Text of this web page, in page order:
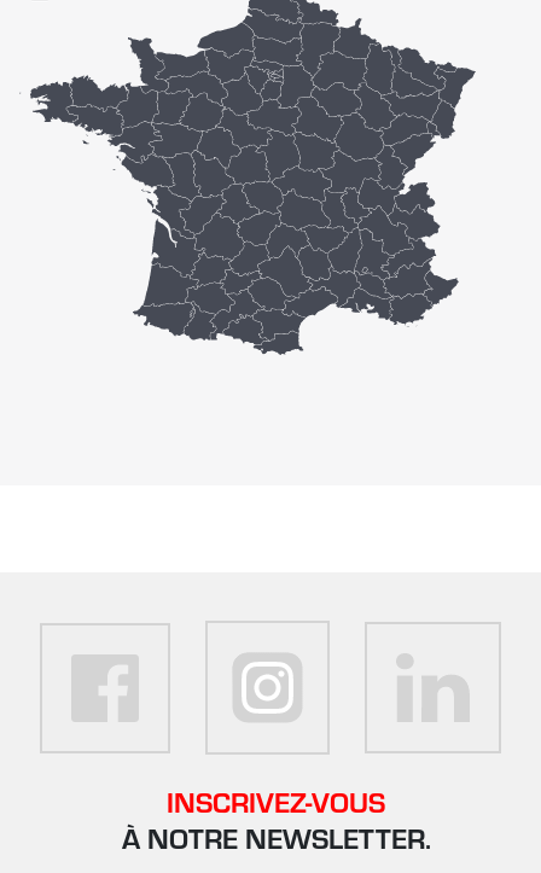
INSCRIVEZ-VOUS
À NOTRE NEWSLETTER.